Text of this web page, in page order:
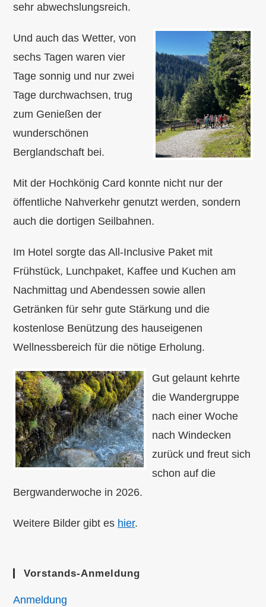
sehr abwechslungsreich.
Und auch das Wetter, von
sechs Tagen waren vier
Tage sonnig und nur zwei
Tage durchwachsen, trug
zum Genießen der
wunderschönen
Berglandschaft bei.
Mit der Hochkönig Card konnte nicht nur der
öffentliche Nahverkehr genutzt werden, sondern
auch die dortigen Seilbahnen.
Im Hotel sorgte das All-Inclusive Paket mit
Frühstück, Lunchpaket, Kaffee und Kuchen am
Nachmittag und Abendessen sowie allen
Getränken für sehr gute Stärkung und die
kostenlose Benützung des hauseigenen
Wellnessbereich für die nötige Erholung.
Gut gelaunt kehrte
die Wandergruppe
nach einer Woche
nach Windecken
zurück und freut sich
schon auf die
Bergwanderwoche in 2026.
Weitere Bilder gibt es hier.
Vorstands-Anmeldung
Anmeldung